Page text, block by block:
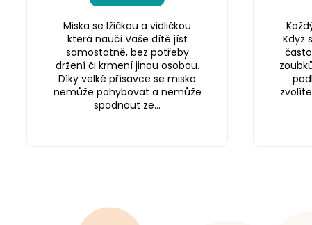
Miska se lžičkou a vidličkou
která naučí Vaše dítě jíst
samostatně, bez potřeby
držení či krmení jinou osobou.
Díky velké přísavce se miska
nemůže pohybovat a nemůže
spadnout ze...
Když